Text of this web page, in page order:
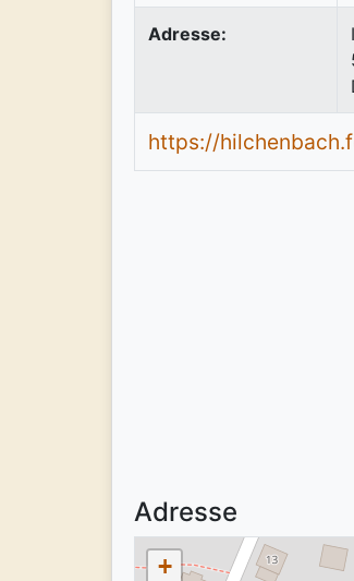
Adresse:
https://
Adresse
+